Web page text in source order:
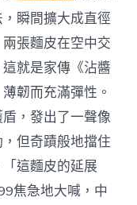
瞬間擴大成直徑
張麵皮在空中交
就是家傳《沾醬
韌而充滿彈性。
，發出了一聲像
但奇蹟般地擋住
這麵皮的延展
焦急地大喊，中